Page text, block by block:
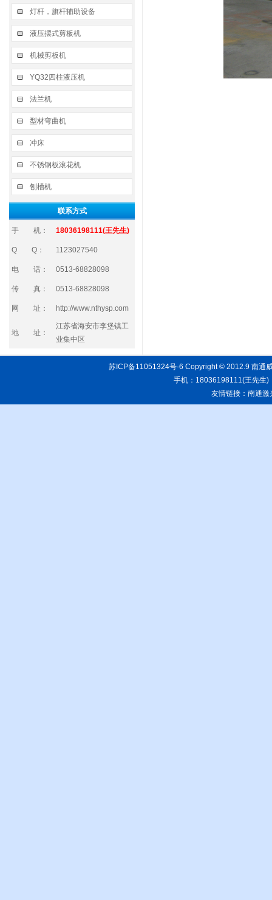
灯杆，旗杆辅助设备
液压摆式剪板机
机械剪板机
YQ32四柱液压机
法兰机
型材弯曲机
冲床
不锈钢板滚花机
刨槽机
联系方式
手 机： 18036198111(王先生)
Q Q： 1123027540
电 话： 0513-68828098
传 真： 0513-68828098
网 址： http://www.nthysp.com
地 址：
江苏省海安市李堡镇工
业集中区
苏ICP备11051324号-6 Copyright © 2012.9 南通
手机：18036198111(王先
友情链接： 南通激